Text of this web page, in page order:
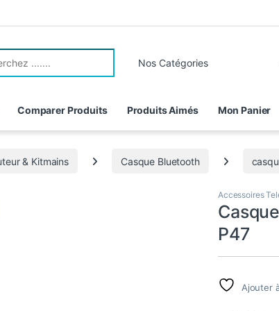
Comparer Produits Produits Aimés Mon Panier
& Kitmains Casque Bluetooth
Accessoires
P47
Ajouter